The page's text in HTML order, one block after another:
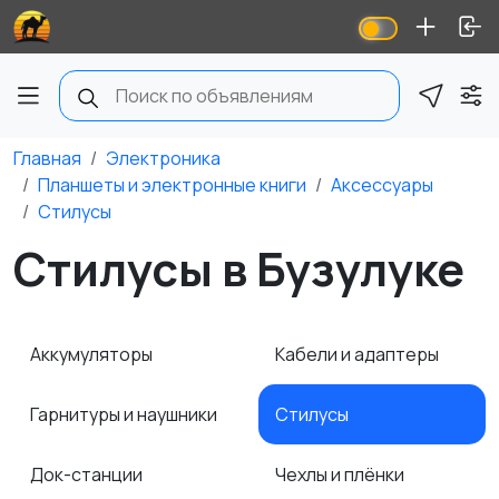
Главная
Электроника
Планшеты и электронные книги
Аксессуары
Стилусы
Стилусы в Бузулуке
Аккумуляторы
Гарнитуры и наушники
Док-станции
Кабели и адаптеры
Стилусы
Чехлы и плёнки